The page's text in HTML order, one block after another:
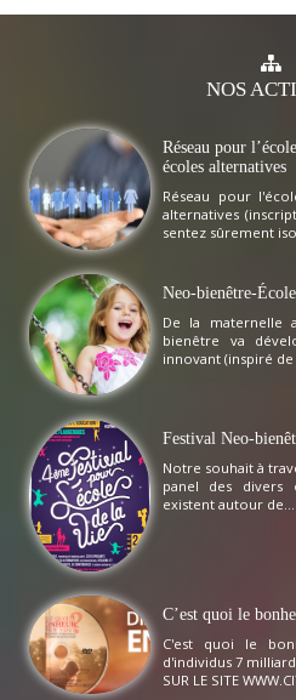
NOS
Réseau pour
écoles alternatives
Réseau pour
alternatives
sentez sûrement
Neo-bienêtre-
De la maternelle
bienêtre va
innovant (inspiré
Festival Neo-
Notre souhait à
panel des divers
existent autour de...
C’est quoi le
C'est quoi le
d'individus 7
SUR LE SITE